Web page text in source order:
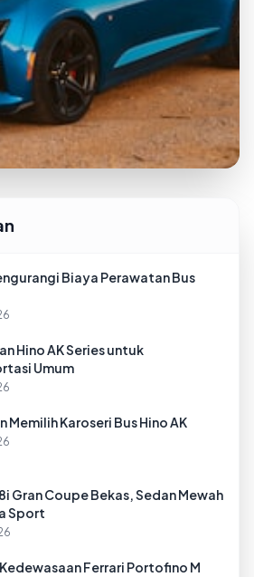
Biaya Perawatan Bus
Hino AK Series untuk
Umum
Memilih Karoseri Bus Hino AK
Gran Coupe Bekas, Sedan Mewah
Sport
Ferrari Portofino M